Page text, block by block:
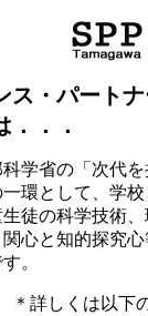
ス・パート
．．．
学省の「次代
環として、学
生徒の科学技術
関心と知的探究
。
＊詳しくは以下